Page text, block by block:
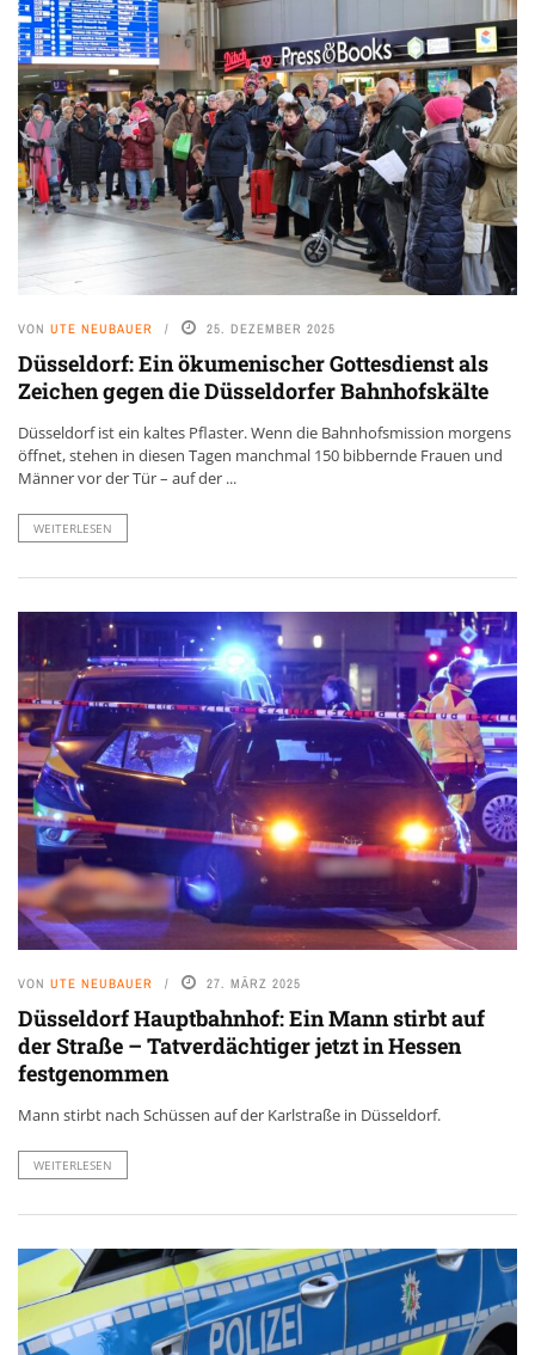
VON UTE NEUBAUER 25. DEZEMBER 2025
Düsseldorf: Ein ökumenischer Gottesdienst als
Zeichen gegen die Düsseldorfer Bahnhofskälte
Düsseldorf ist ein kaltes Pflaster. Wenn die Bahnhofsmission morgens
öffnet, stehen in diesen Tagen manchmal 150 bibbernde Frauen und
Männer vor der Tür – auf der ...
WEITERLESEN
VON UTE NEUBAUER 27. MÄRZ 2025
Düsseldorf Hauptbahnhof: Ein Mann stirbt auf
der Straße – Tatverdächtiger jetzt in Hessen
festgenommen
Mann stirbt nach Schüssen auf der Karlstraße in Düsseldorf.
WEITERLESEN